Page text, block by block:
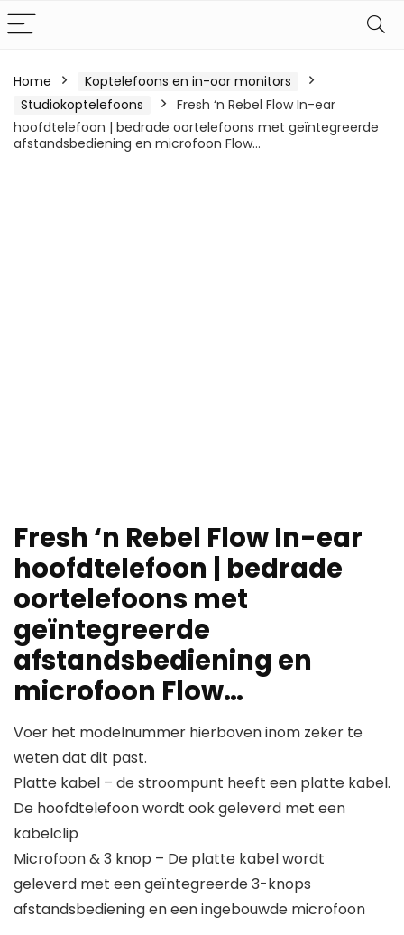
Home
Koptelefoons en in-oor monitors
Studiokoptelefoons
Fresh ‘n Rebel Flow In-ear
hoofdtelefoon | bedrade oortelefoons met geïntegreerde
afstandsbediening en microfoon Flow…
Fresh ‘n Rebel Flow In-ear
hoofdtelefoon | bedrade
oortelefoons met
geïntegreerde
afstandsbediening en
microfoon Flow…
Voer het modelnummer hierboven inom zeker te
weten dat dit past.
Platte kabel – de stroompunt heeft een platte kabel.
De hoofdtelefoon wordt ook geleverd met een
kabelclip
Microfoon & 3 knop – De platte kabel wordt
geleverd met een geïntegreerde 3-knops
afstandsbediening en een ingebouwde microfoon